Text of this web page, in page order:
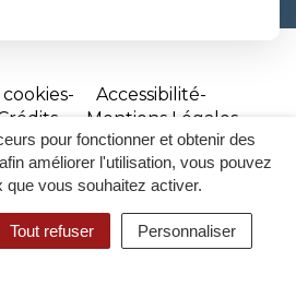
pour fonctionner et obtenir des
améliorer l'utilisation, vous pouvez
que vous souhaitez activer.
Tout refuser Personnaliser
ACCESSIBILITÉ
Accessibilité
Mentions Légales
Site
réalisé
par
Inovagora